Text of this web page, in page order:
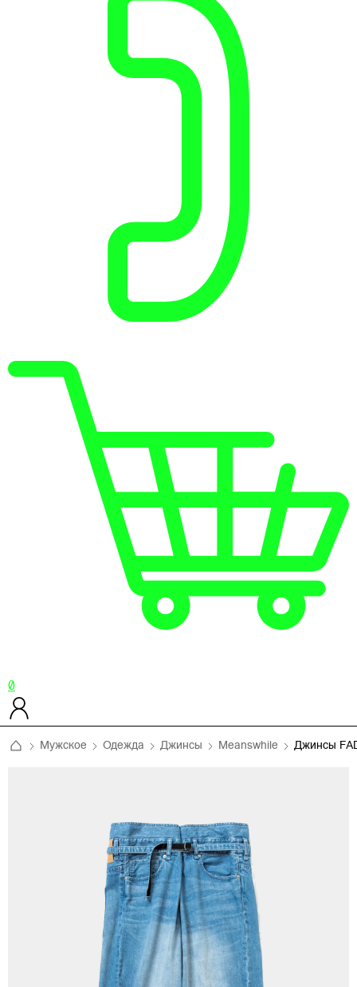
0
Мужское Одежда Джинсы Meanswhile Джинсы